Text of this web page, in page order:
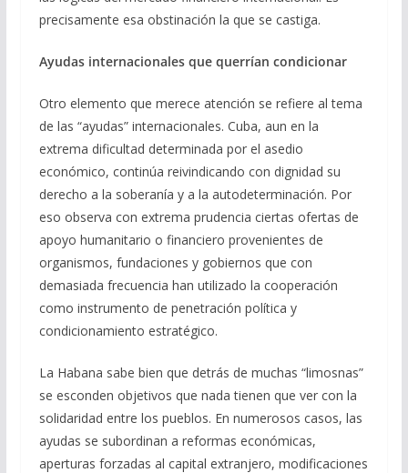
precisamente esa obstinación la que se castiga.
Ayudas internacionales que querrían condicionar
Otro elemento que merece atención se refiere al tema
de las “ayudas” internacionales. Cuba, aun en la
extrema dificultad determinada por el asedio
económico, continúa reivindicando con dignidad su
derecho a la soberanía y a la autodeterminación. Por
eso observa con extrema prudencia ciertas ofertas de
apoyo humanitario o financiero provenientes de
organismos, fundaciones y gobiernos que con
demasiada frecuencia han utilizado la cooperación
como instrumento de penetración política y
condicionamiento estratégico.
La Habana sabe bien que detrás de muchas “limosnas”
se esconden objetivos que nada tienen que ver con la
solidaridad entre los pueblos. En numerosos casos, las
ayudas se subordinan a reformas económicas,
aperturas forzadas al capital extranjero, modificaciones